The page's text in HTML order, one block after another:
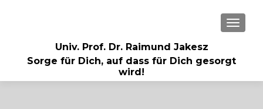
MENU
Univ. Prof. Dr. Raimund Jakesz
Sorge für Dich, auf dass für Dich gesorgt
wird!